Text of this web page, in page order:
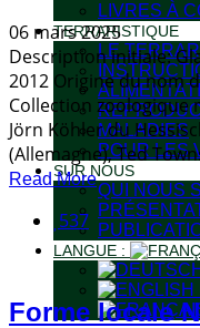
LIVRES À
TERRARISTIQUE
LE
MALADIES
POUR LES
SUR NOUS
QUI NOUS
LANGUE :
06 mars 2025
Description initiale:
2012 Origine du nom
Collection zoologique
Jörn Köhler du
(Allemagne), Ted
Read More
537
Forme locale